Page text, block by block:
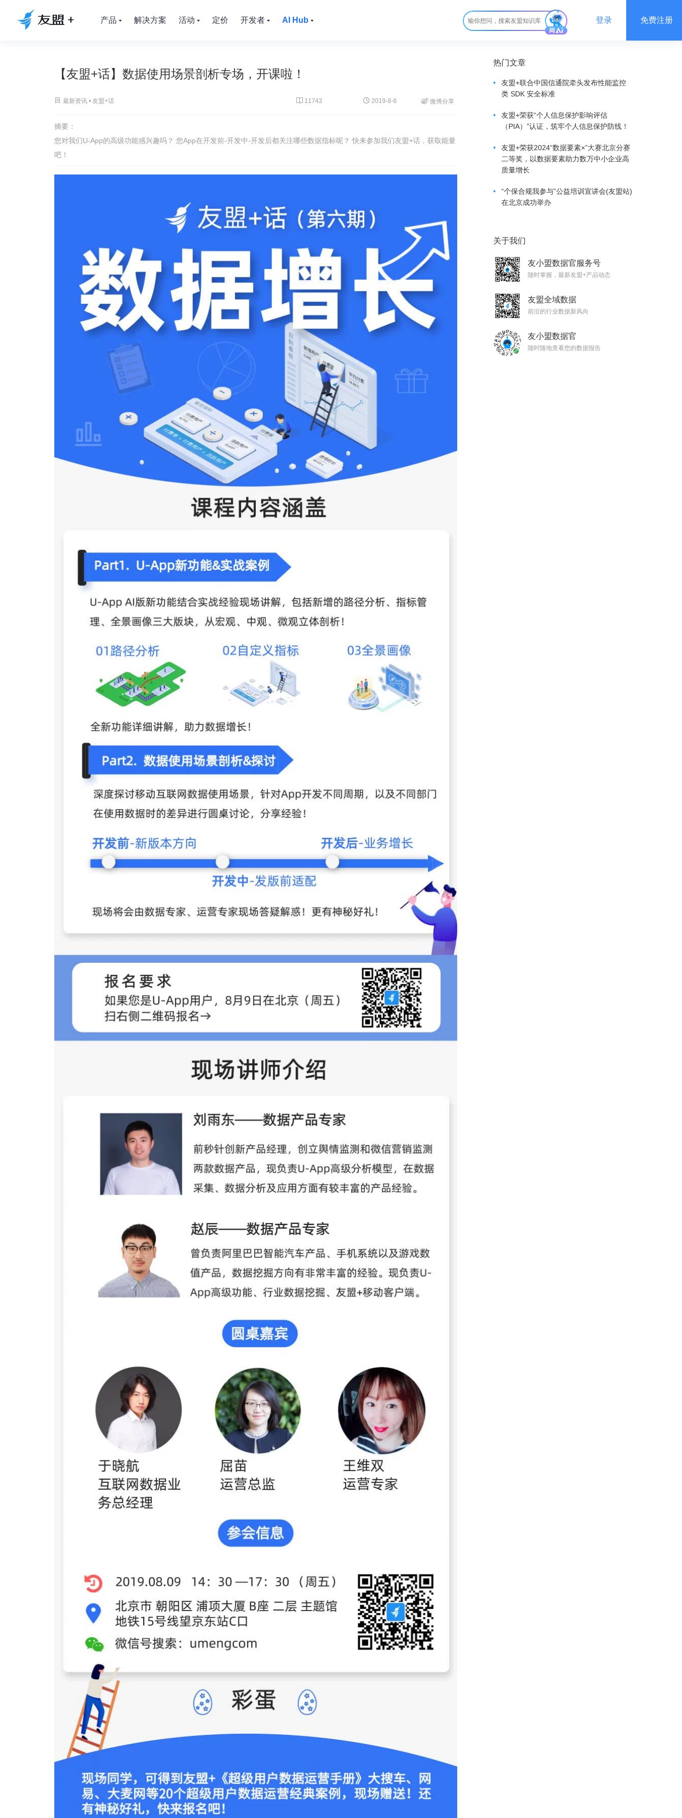
产品 解决方案 活动 定价 开发者 AI Hub 登录 免费注册
【友盟+话】数据使用场景剖析专场，开课啦！
 最新资讯 • 友盟+话  11743  2019-8-6  微博分享
摘要：
您对我们U-App的高级功能感兴趣吗？ 您App在开发前-开发中-开发后都关注哪些数据指标呢？ 快来参加我们友盟+话，获取能量
吧！
热门文章
•
友盟+联合中国信通院牵头发布性能监控
类 SDK 安全标准
•
友盟+荣获“个人信息保护影响评估
（PIA）”认证，筑牢个人信息保护防线！
•
友盟+荣获2024“数据要素×”大赛北京分赛
二等奖，以数据要素助力数万中小企业高
质量增长
•
“个保合规我参与”公益培训宣讲会(友盟站)
在北京成功举办
关于我们
友小盟数据官服务号
随时掌握，最新友盟+产品动态
友盟全域数据
前沿的行业数据新风向
友小盟数据官
随时随地查看您的数据报告